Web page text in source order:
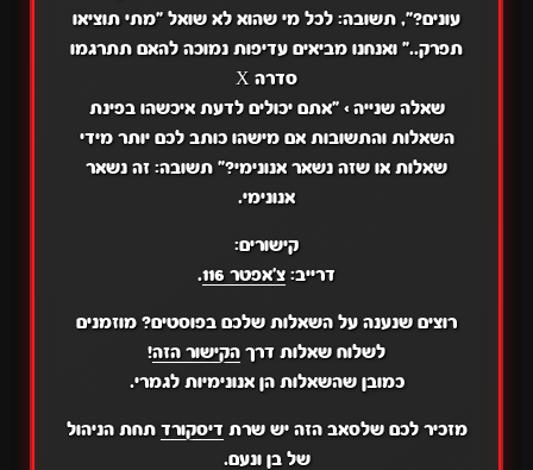
עונים?", תשובה:לכל מי שהוא לא שואל "מתי תוציאו
תפרק.." ואנחנו מביאים עדיפות נמוכה להאם תתרגמו
סדרה X
שאלה שנייה>"אתם יכולים לדעת איכשהו בפינת
השאלות והתשובות אם מישהו כותב לכם יותר מידי
שאלות או שזה נשאר אנונימי?" תשובה: זה נשאר
אנונימי.
קישורים:
דרייב:צ'אפטר 116 .
רוצים שנענה על השאלות שלכם בפוסטים? מוזמנים
לשלוח שאלות דרך הקישור הזה!
כמובן שהשאלות הן אנונימיות לגמרי.
מזכיר לכם שלסאב הזה יש שרת דיסקורד תחת הניהול
של בן ונעם.